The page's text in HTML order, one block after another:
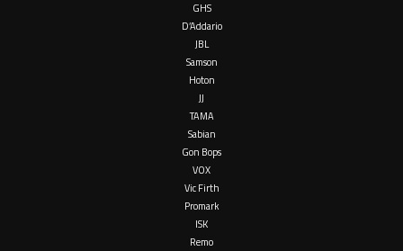
GHS
D’Addario
JBL
Samson
Hoton
JJ
TAMA
Sabian
Gon Bops
VOX
Vic Firth
Promark
ISK
Remo